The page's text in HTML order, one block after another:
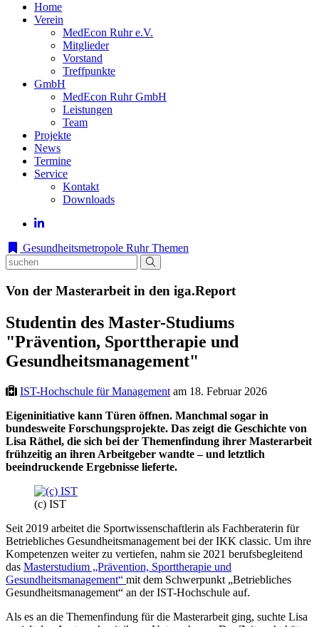
Home
Verein
MedEcon Ruhr e.V.
Mitglieder
Vorstand
Treffpunkte
GmbH
MedEcon Ruhr GmbH
Leistungen
Team
Projekte
News
Termine
Service
Kontakt
Downloads
Gesundheitsmetropole Ruhr Themen
Von der Masterarbeit in den iga.Report
Studentin des Master-Studiums
"Prävention, Sporttherapie und
Gesundheitsmanagement"
IST-Hochschule für Management am 18. Februar 2026
Eigeninitiative kann Türen öffnen. Manchmal sogar in
bundesweite Forschungsprojekte. Das zeigt die Geschichte von
Lisa Räthel, die sich bei der Themenfindung ihrer Masterarbeit
frühzeitig an ihren Arbeitgeber wandte – und letztlich
beeindruckende Ergebnisse lieferte.
(c) IST
Seit 2019 arbeitet die Sportwissenschaftlerin als Fachberaterin für
Betriebliches Gesundheitsmanagement bei der IKK classic. Um ihre
Kompetenzen weiter zu vertiefen, nahm sie 2021 berufsbegleitend
das Masterstudium „Prävention, Sporttherapie und
Gesundheitsmanagement“ mit dem Schwerpunkt „Betriebliches
Gesundheitsmanagement“ an der IST-Hochschule auf.
Als es an die Themenfindung für die Masterarbeit ging, suchte Lisa